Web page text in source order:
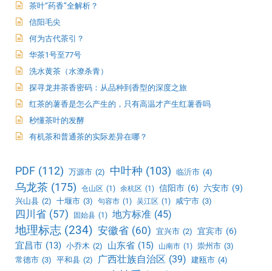
茶叶“药香”全解析？
信阳毛尖
何为古代茶引？
华茶1号至77号
洗水黄茶（水潦杀青）
探寻龙井茶香密码：从品种到香型的深度之旅
红茶的薯香是怎么产生的，只有高温才产生红薯香吗
秒懂茶叶的发酵
有机茶和普通茶的实际差异在哪？
PDF (112) 万源市 (2) 中叶种 (103) 临沂市 (4)
乌龙茶 (175) 仓山区 (1) 余杭区 (1) 信阳市 (6) 六安市 (9)
兴山县 (2) 十堰市 (3) 句容市 (1) 吴江区 (1) 咸宁市 (3)
四川省 (57) 固始县 (1) 地方标准 (45)
地理标志 (234) 安徽省 (60) 宜兴市 (2) 宜宾市 (6)
宜昌市 (13) 小乔木 (2) 山东省 (15) 山南市 (1) 崇州市 (3)
常德市 (3) 平和县 (2) 广西壮族自治区 (39) 建瓯市 (4)